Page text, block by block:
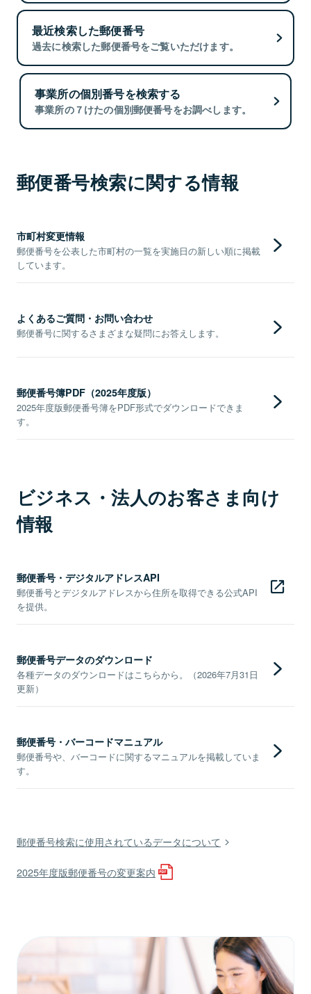
最近検索した郵便番号
過去に検索した郵便番号をご覧いただけます。
事業所の個別番号を検索する
事業所の７けたの個別郵便番号をお調べします。
郵便番号検索に関する情報
市町村変更情報
郵便番号を公表した市町村の一覧を実施日の新しい順に掲載
しています。
よくあるご質問・お問い合わせ
郵便番号に関するさまざまな疑問にお答えします。
郵便番号簿PDF（2025年度版）
2025年度版郵便番号簿をPDF形式でダウンロードできま
す。
ビジネス・法人のお客さま向け
情報
郵便番号・デジタルアドレスAPI
郵便番号とデジタルアドレスから住所を取得できる公式API
を提供。
郵便番号データのダウンロード
各種データのダウンロードはこちらから。（2026年7月31日
更新）
郵便番号・バーコードマニュアル
郵便番号や、バーコードに関するマニュアルを掲載していま
す。
郵便番号検索に使用されているデータについて
2025年度版郵便番号の変更案内